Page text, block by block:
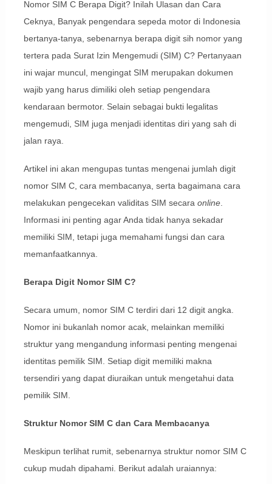
Nomor SIM C Berapa Digit? Inilah Ulasan dan Cara
Ceknya, Banyak pengendara sepeda motor di Indonesia
bertanya-tanya, sebenarnya berapa digit sih nomor yang
tertera pada Surat Izin Mengemudi (SIM) C? Pertanyaan
ini wajar muncul, mengingat SIM merupakan dokumen
wajib yang harus dimiliki oleh setiap pengendara
kendaraan bermotor. Selain sebagai bukti legalitas
mengemudi, SIM juga menjadi identitas diri yang sah di
jalan raya.
Artikel ini akan mengupas tuntas mengenai jumlah digit
nomor SIM C, cara membacanya, serta bagaimana cara
melakukan pengecekan validitas SIM secara online.
Informasi ini penting agar Anda tidak hanya sekadar
memiliki SIM, tetapi juga memahami fungsi dan cara
memanfaatkannya.
Berapa Digit Nomor SIM C?
Secara umum, nomor SIM C terdiri dari 12 digit angka.
Nomor ini bukanlah nomor acak, melainkan memiliki
struktur yang mengandung informasi penting mengenai
identitas pemilik SIM. Setiap digit memiliki makna
tersendiri yang dapat diuraikan untuk mengetahui data
pemilik SIM.
Struktur Nomor SIM C dan Cara Membacanya
Meskipun terlihat rumit, sebenarnya struktur nomor SIM C
cukup mudah dipahami. Berikut adalah uraiannya: